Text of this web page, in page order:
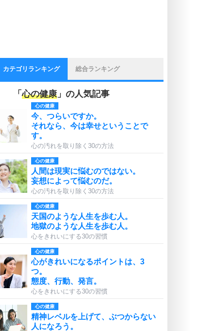
カテゴリランキング 総合ランキング
「心の健康」の人気記事
心の健康
今、つらいですか。
それなら、今は幸せということで
す。
心の汚れを取り除く30の方法
心の健康
人間は現実に悩むのではない。
妄想によって悩むのだ。
心の汚れを取り除く30の方法
心の健康
天国のような人生を歩む人。
地獄のような人生を歩む人。
心をきれいにする30の習慣
心の健康
心がきれいになるポイントは、3
つ。
態度、行動、発言。
心をきれいにする30の習慣
心の健康
精神レベルを上げて、ぶつからない
人になろう。